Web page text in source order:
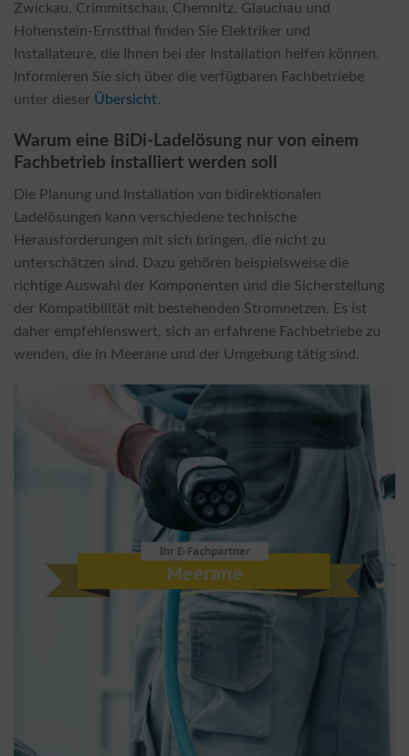
Zwickau, Crimmitschau, Chemnitz, Glauchau und
Hohenstein-Ernstthal finden Sie Elektriker und
Installateure, die Ihnen bei der Installation helfen können.
Informieren Sie sich über die verfügbaren Fachbetriebe
unter dieser Übersicht.
Warum eine BiDi-Ladelösung nur von einem
Fachbetrieb installiert werden soll
Die Planung und Installation von bidirektionalen
Ladelösungen kann verschiedene technische
Herausforderungen mit sich bringen, die nicht zu
unterschätzen sind. Dazu gehören beispielsweise die
richtige Auswahl der Komponenten und die Sicherstellung
der Kompatibilität mit bestehenden Stromnetzen. Es ist
daher empfehlenswert, sich an erfahrene Fachbetriebe zu
wenden, die in Meerane und der Umgebung tätig sind.